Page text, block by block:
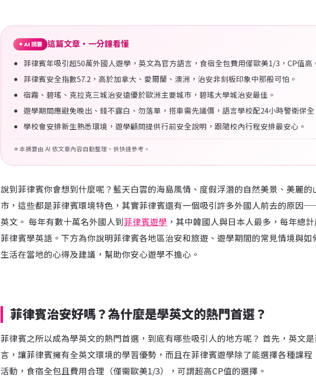
✦ AI 摘要 這篇文章・一分鐘看懂
菲律賓年吸引超50萬外國人遊學，英文為官方語言，食宿全包費用僅歐美1/3，CP值高
菲律賓安全指數57.2，高於加拿大、愛爾蘭、澳洲，治安非刻板印象中那般可怕。
宿霧、碧瑤、克拉克三城治安遠優於歐洲主要城市，碧瑤大學城治安最佳。
遊學期間應避免晚出、錢不露白、勿落單，搭車需先議價，語言學校配24小時警衛保全
學校會安排新生熟悉環境，遊學顧問提供行前安全說明，跟隨校內行程安排最安心。
＊本摘要由 AI 依文章內容自動整理，供快速參考。
說到菲律賓你會想到什麼呢？藍天白雲的海島風情、度假浮潛的自然美景、美麗的
市，這些都是菲律賓環境特色，其實菲律賓還有一個吸引許多外國人前去的原因
英文。 每年有數十萬名外國人到菲律賓遊學 ，其中韓國人與日本人最多，每年總
菲律賓學英語。下方為你說明菲律賓各地區治安和旅遊、遊學期間的常見情境與如
生活在當地的心得及建議，幫助你安心遊學不擔心。
菲律賓治安好嗎？為什麼是學英文的熱門首選？
菲律賓之所以成為學英文的熱門首選，到底有哪些吸引人的地方呢？ 首先，英文
言，讓菲律賓擁有全英文環境的學習優勢，而且在菲律賓遊學除了能選擇各種課程
活動，食宿全包且費用合理（僅需歐美1/3），可謂超高CP值的選擇。